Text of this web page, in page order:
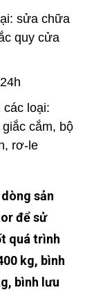
sửa chữa
quy cửa
loại:
cắm, bộ
rơ-le
sản
để sử
quá trình
kg, bình
bình lưu